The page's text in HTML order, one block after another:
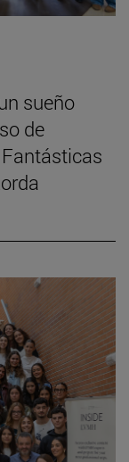
sueño
de